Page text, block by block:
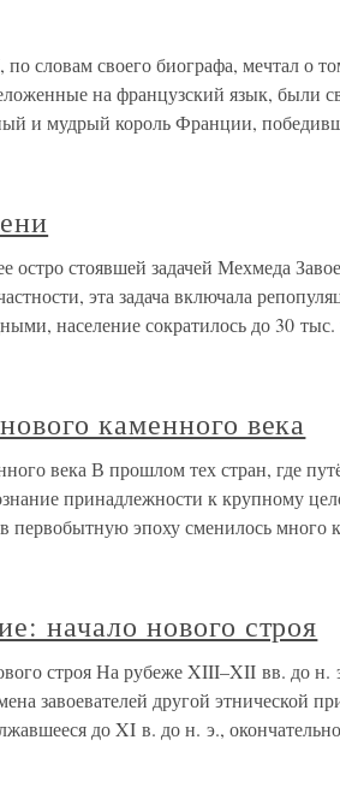
словам своего биографа, мечтал о
на французский язык, были
и мудрый король Франции,
стоявшей задачей Мехмеда
эта задача включала
население сократилось до 30 тыс.
каменного века
века В прошлом тех стран, где
принадлежности к крупному
первобытную эпоху сменилось много
начало нового строя
строя На рубеже XIII–XII вв. до н.
завоевателей другой этнической
до XI в. до н. э.,